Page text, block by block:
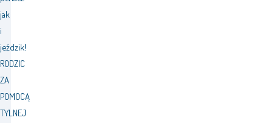
jak
i
jeździk!
RODZIC
ZA
POMOCĄ
TYLNEJ